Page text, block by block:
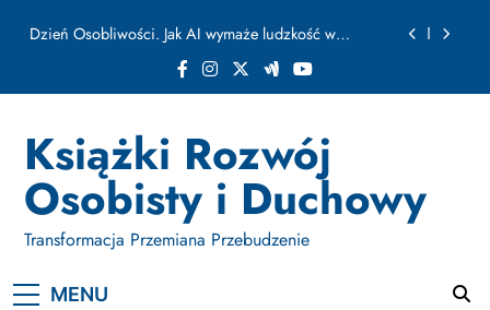
Jak Budować Myślokształty Powodzenia
Jak Projektować i Aktywować Myślokształty dla
Osiągania Celów w Codziennym Życiu
Dzień Osobliwości. Jak AI wymaże ludzkość w
ułamku sekundy
Jak Budować Myślokształty Powodzenia
Osiągania Celów w Codziennym Życiu
Książki Rozwój
Osobisty i Duchowy
Transformacja Przemiana Przebudzenie
MENU